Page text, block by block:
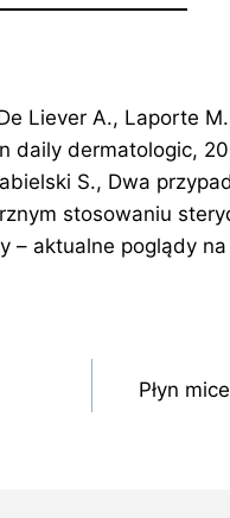
Liever A., Laporte
daily dermatologic,
S., Dwa
stosowaniu
– aktualne poglądy
Płyn